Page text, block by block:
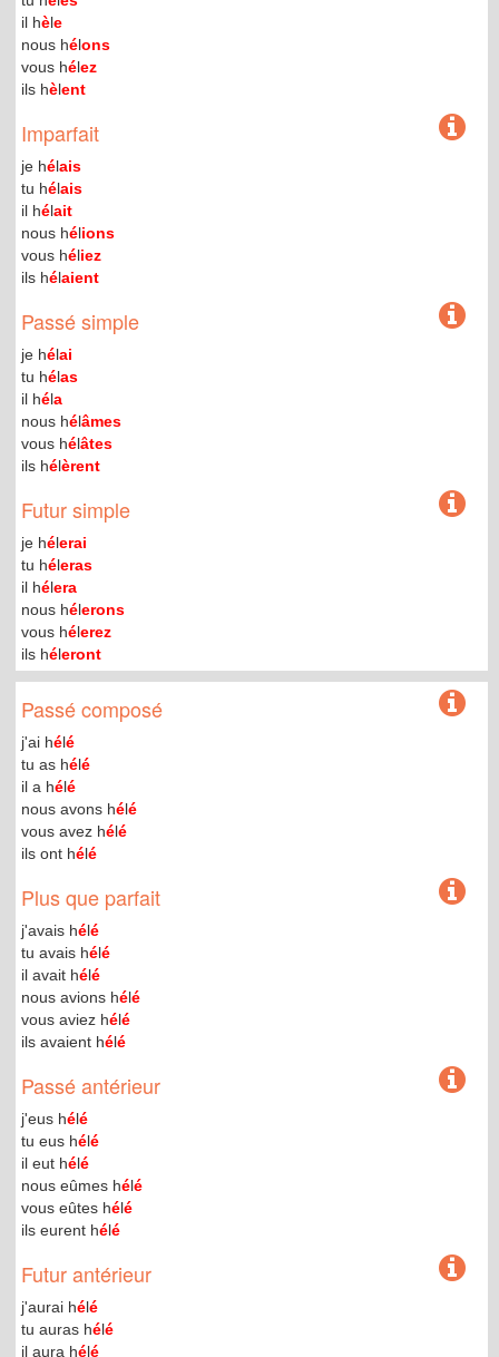
il hèle
nous hélons
vous hélez
ils hèlent
Imparfait
je hélais
tu hélais
il hélait
nous hélions
vous héliez
ils hélaient
Passé simple
je hélai
tu hélas
il héla
nous hélâmes
vous hélâtes
ils hélèrent
Futur simple
je hélerai
tu héleras
il hélera
nous hélerons
vous hélerez
ils héleront
Passé composé
j'ai hélé
tu as hélé
il a hélé
nous avons hélé
vous avez hélé
ils ont hélé
Plus que parfait
j'avais hélé
tu avais hélé
il avait hélé
nous avions hélé
vous aviez hélé
ils avaient hélé
Passé antérieur
j'eus hélé
tu eus hélé
il eut hélé
nous eûmes hélé
vous eûtes hélé
ils eurent hélé
Futur antérieur
j'aurai hélé
tu auras hélé
il aura hélé